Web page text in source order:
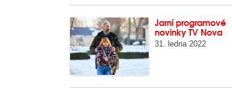
Jarní programové
novinky TV Nova
31. ledna 2022